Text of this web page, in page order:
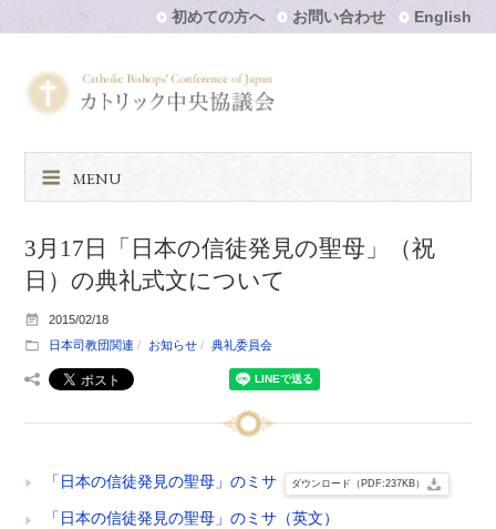
初めての方へ お問い合わせ English
MENU
3月17日「日本の信徒発見の聖母」（祝
日）の典礼式文について
2015/02/18
日本司教団関連
お知らせ 典礼委員会
「日本の信徒発見の聖母」のミサ ダウンロード（PDF:237KB）
「日本の信徒発見の聖母」のミサ（英文）